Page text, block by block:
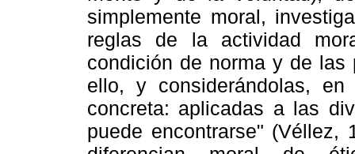
simplemente moral,
reglas de la actividad
condición de norma y de las
ello, y considerándolas,
concreta: aplicadas a las
puede encontrarse" (Véllez,